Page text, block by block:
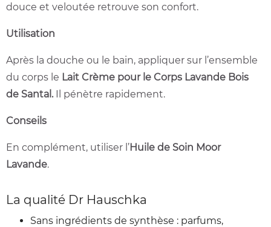
douce et veloutée retrouve son confort.
Utilisation
Après la douche ou le bain, appliquer sur l’ensemble
du corps le Lait Crème pour le Corps Lavande Bois
de Santal.Il pénètre rapidement.
Conseils
En complément, utiliser l’Huile de Soin Moor
Lavande.
La qualité Dr Hauschka
Sans ingrédients de synthèse : parfums,